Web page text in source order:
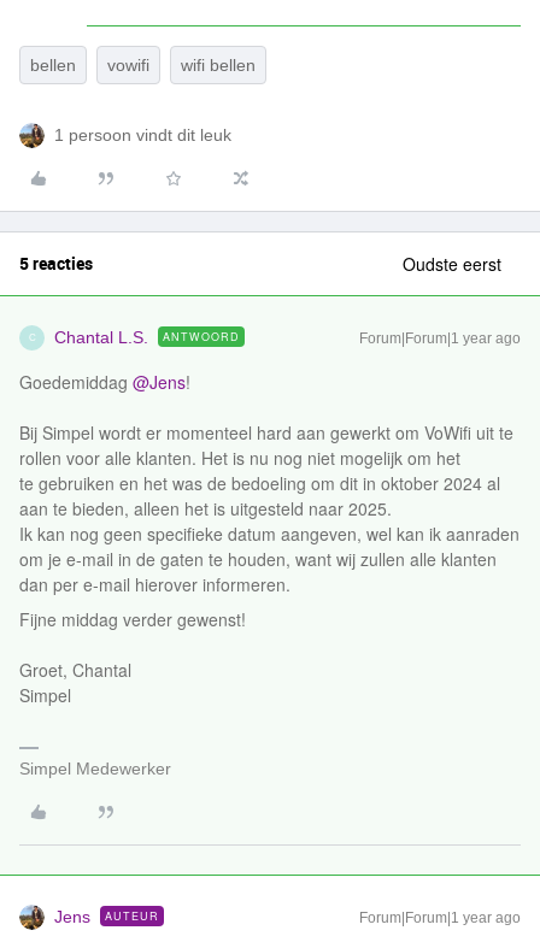
bellen vowifi wifi bellen
1 persoon vindt dit leuk
5 reacties Oudste eerst
C Chantal L.S. ANTWOORD Forum|Forum|1 year ago
Goedemiddag ​ @Jens!
Bij Simpel wordt er momenteel hard aan gewerkt om VoWifi uit te
rollen voor alle klanten. Het is nu nog niet mogelijk om het
te gebruiken en het was de bedoeling om dit in oktober 2024 al
aan te bieden, alleen het is uitgesteld naar 2025.
Ik kan nog geen specifieke datum aangeven, wel kan ik aanraden
om je e-mail in de gaten te houden, want wij zullen alle klanten
dan per e-mail hierover informeren.
Fijne middag verder gewenst!
Groet, Chantal
Simpel
Simpel Medewerker
Jens AUTEUR Forum|Forum|1 year ago